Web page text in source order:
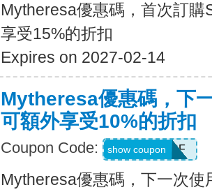
Mytheresa優惠碼，首次訂
享受15%的折扣
Expires on 2027-02-14
Mytheresa優惠碼，下
可額外享受10%的折扣
Coupon Code: ACCOUNTSF
show coupon
Mytheresa優惠碼，下一次